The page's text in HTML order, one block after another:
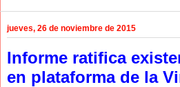
jueves, 26 de noviembre de 2015
Informe ratifica
en plataforma de la